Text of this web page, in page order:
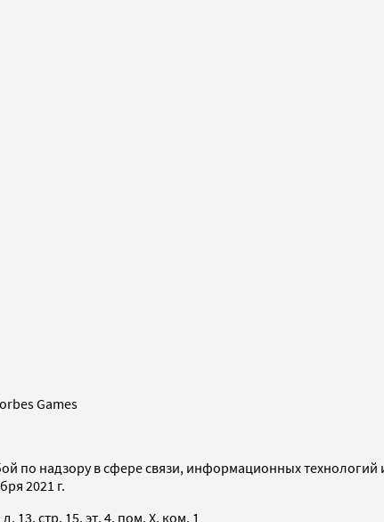
Games
по надзору в сфере связи, информационных
2021 г.
13, стр. 15, эт. 4, пом. X, ком. 1